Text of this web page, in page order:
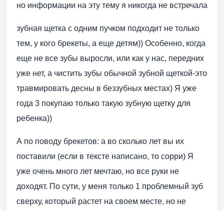
но информации на эту тему я никогда не встречала
зубная щетка с одним пучком подходит не только
тем, у кого брекеты, а еще детям)) Особенно, когда
еще не все зубы выросли, или как у нас, передних
уже нет, а чистить зубы обычной зубной щеткой-это
травмировать десны в беззубных местах) Я уже
года 3 покупаю только такую зубную щетку для
ребенка))
А по поводу брекетов: а во сколько лет вы их
поставили (если в тексте написано, то сорри) Я
уже очень много лет мечтаю, но все руки не
доходят. По сути, у меня только 1 проблемный зуб
сверху, который растет на своем месте, но не